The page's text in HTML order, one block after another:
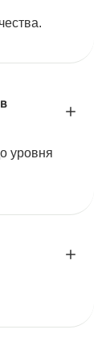
уровня